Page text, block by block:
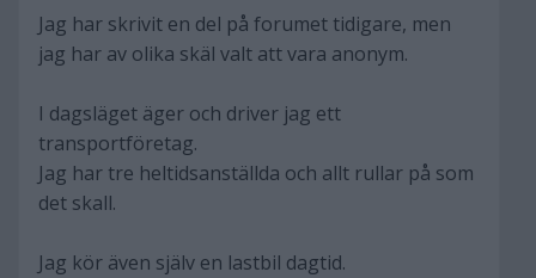
Jag har skrivit en del på forumet tidigare, men
jag har av olika skäl valt att vara anonym.
I dagsläget äger och driver jag ett
transportföretag.
Jag har tre heltidsanställda och allt rullar på som
det skall.
Jag kör även själv en lastbil dagtid.